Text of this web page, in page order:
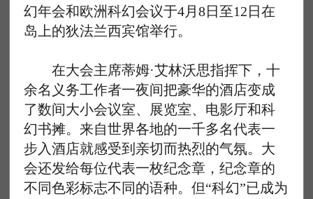
幻年会和欧洲科幻会议于4月8日至12日在
岛上的狄法兰西宾馆举行。
在大会主席蒂姆·艾林沃思指挥下，十
余名义务工作者一夜间把豪华的酒店变成
了数间大小会议室、展览室、电影厅和科
幻书摊。来自世界各地的一千多名代表一
步入酒店就感受到亲切而热烈的气氛。大
会还发给每位代表一枚纪念章，纪念章的
不同色彩标志不同的语种。但“科幻”已成为